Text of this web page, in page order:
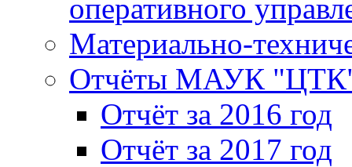
оперативного
Материально-
Отчёты МАУК
Отчёт за 2016 год
Отчёт за 2017 год